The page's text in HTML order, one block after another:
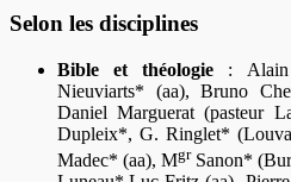
Selon les disciplines
Bible et théologie : Alain
Nieuviarts* (aa), Bruno
Daniel Marguerat (pasteur
Dupleix*, G. Ringlet*
Madec* (aa), MgrSanon*